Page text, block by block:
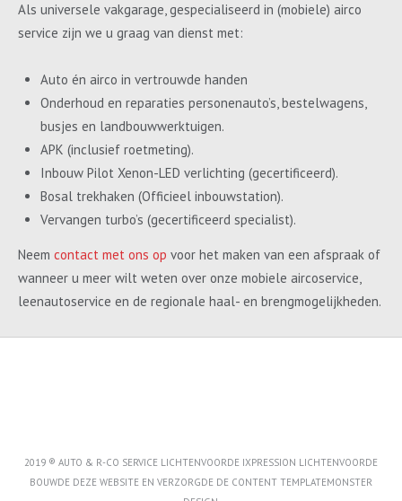
Als universele vakgarage, gespecialiseerd in (mobiele) airco
service zijn we u graag van dienst met:
Auto én airco in vertrouwde handen
Onderhoud en reparaties personenauto’s, bestelwagens,
busjes en landbouwwerktuigen.
APK (inclusief roetmeting).
Inbouw Pilot Xenon-LED verlichting (gecertificeerd).
Bosal trekhaken (Officieel inbouwstation).
Vervangen turbo’s (gecertificeerd specialist).
Neem contact met ons op voor het maken van een afspraak of
wanneer u meer wilt weten over onze mobiele aircoservice,
leenautoservice en de regionale haal- en brengmogelijkheden.
2019 ® AUTO & R-CO SERVICE LICHTENVOORDE IXPRESSION LICHTENVOORDE
BOUWDE DEZE WEBSITE EN VERZORGDE DE CONTENT TEMPLATEMONSTER